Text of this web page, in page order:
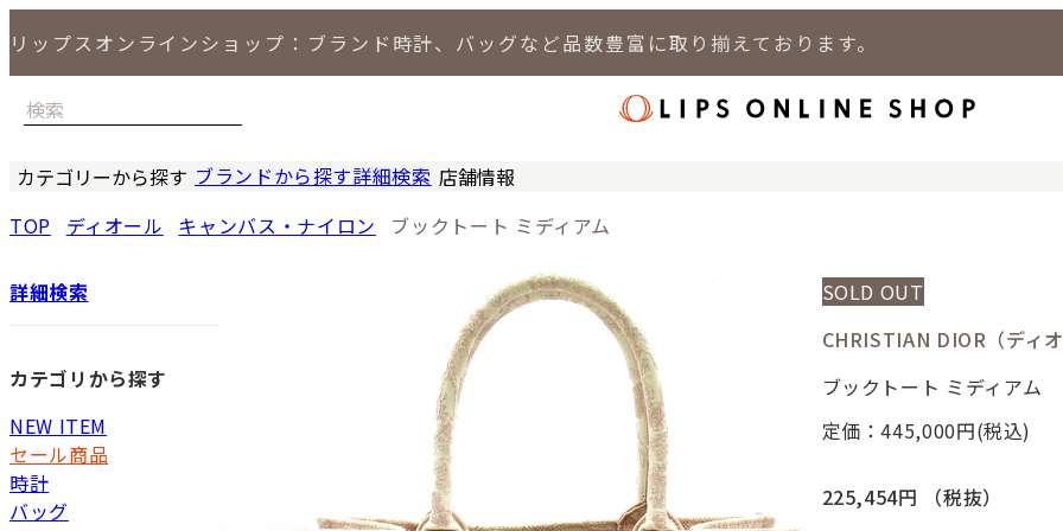
リップスオンラインショップ：ブランド時計、バッグなど品数豊富に取り揃えております。
カテゴリーから探す ブランドから探す詳細検索 店舗情報
TOP ディオール キャンバス・ナイロン ブックトート ミディアム
詳細検索
カテゴリから探す
NEW ITEM
セール商品
時計
バッグ
SOLD OUT
CHRISTIAN DIOR（ディオ
ブックトート ミディアム
定価：445,000円(税込)
225,454円
（税抜）